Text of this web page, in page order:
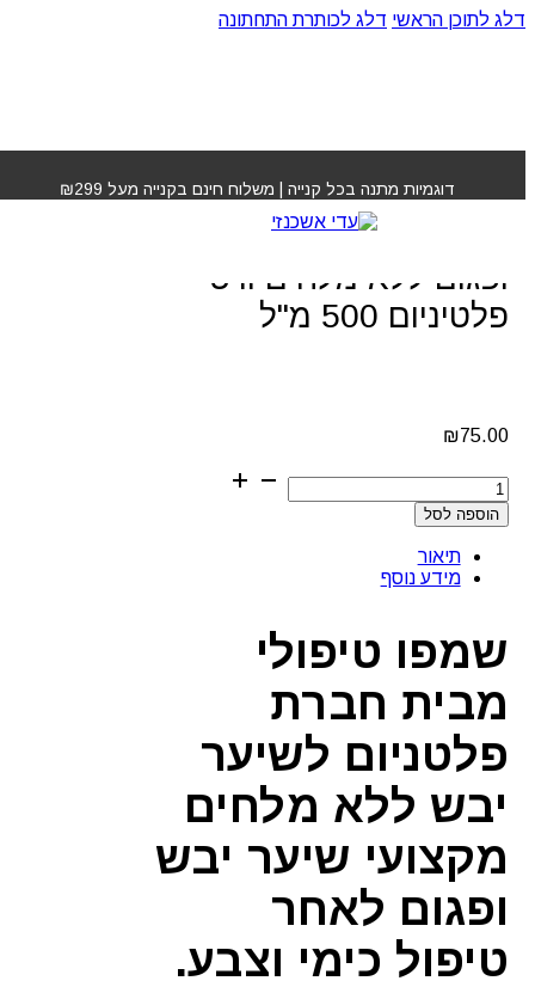
דלג לתוכן הראשי דלג לכותרת התחתונה
דוגמיות מתנה בכל קנייה | משלוח חינם בקנייה מעל ₪299
מלחים וויט פלטיניום 500 מ"ל
שמפו טיפולי לשיער יבש
ופגום ללא מלחים וויט
פלטיניום 500 מ"ל
₪75.00
כמות
של
שמפו
לשיער
יבש
מלחים
וויט
פלטיניום
500
הוספה לסל
תיאור
מידע נוסף
שמפו טיפולי
מבית חברת
פלטניום לשיער
יבש ללא מלחים
מקצועי שיער יבש
ופגום לאחר
טיפול כימי וצבע.